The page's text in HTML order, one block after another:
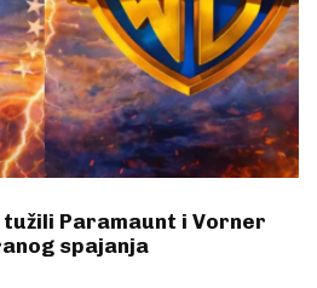
Paramaunt i Vorner
spajanja